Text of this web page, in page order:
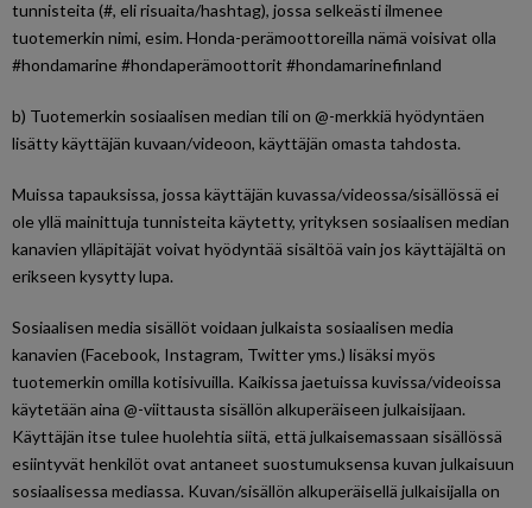
tunnisteita (#, eli risuaita/hashtag), jossa selkeästi ilmenee
tuotemerkin nimi, esim. Honda-perämoottoreilla nämä voisivat olla
#hondamarine #hondaperämoottorit #hondamarinefinland
b) Tuotemerkin sosiaalisen median tili on @-merkkiä hyödyntäen
lisätty käyttäjän kuvaan/videoon, käyttäjän omasta tahdosta.
Muissa tapauksissa, jossa käyttäjän kuvassa/videossa/sisällössä ei
ole yllä mainittuja tunnisteita käytetty, yrityksen sosiaalisen median
kanavien ylläpitäjät voivat hyödyntää sisältöä vain jos käyttäjältä on
erikseen kysytty lupa.
Sosiaalisen media sisällöt voidaan julkaista sosiaalisen media
kanavien (Facebook, Instagram, Twitter yms.) lisäksi myös
tuotemerkin omilla kotisivuilla. Kaikissa jaetuissa kuvissa/videoissa
käytetään aina @-viittausta sisällön alkuperäiseen julkaisijaan.
Käyttäjän itse tulee huolehtia siitä, että julkaisemassaan sisällössä
esiintyvät henkilöt ovat antaneet suostumuksensa kuvan julkaisuun
sosiaalisessa mediassa. Kuvan/sisällön alkuperäisellä julkaisijalla on